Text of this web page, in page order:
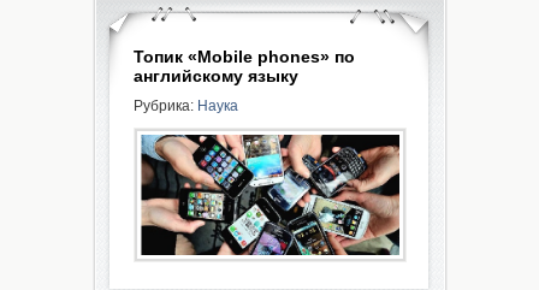
Топик «Mobile phones» по
английскому языку
Рубрика: Наука